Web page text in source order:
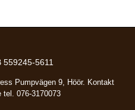
559245-5611
Pumpvägen 9, Höör. Kontakt
tel. 076-3170073